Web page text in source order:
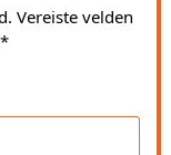
Vereiste velden
*